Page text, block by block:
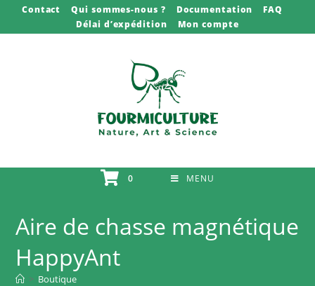
Contact Qui sommes-nous ? Documentation
FAQ
Délai d’expédition
Mon compte
0 MENU
Aire de chasse magnétique
HappyAnt
> Boutique